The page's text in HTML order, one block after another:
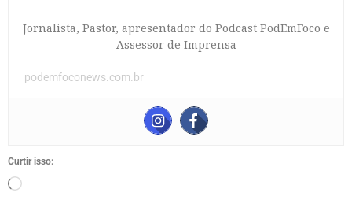
Jornalista, Pastor, apresentador do Podcast PodEmFoco e
Assessor de Imprensa
podemfoconews.com.br
Curtir isso: